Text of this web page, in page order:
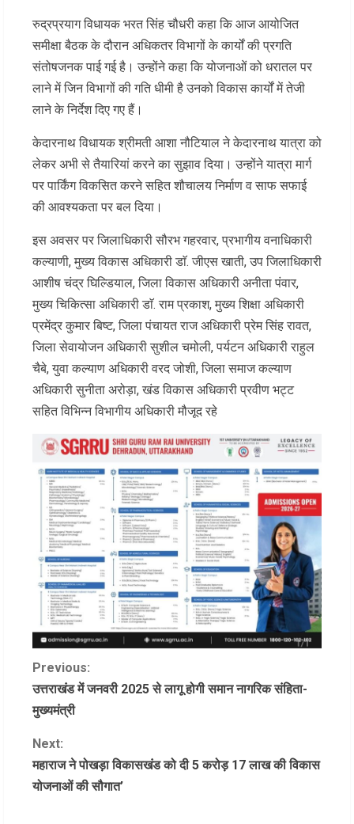
रुद्रप्रयाग विधायक भरत सिंह चौधरी कहा कि आज आयोजित
समीक्षा बैठक के दौरान अधिकतर विभागों के कार्यों की प्रगति
संतोषजनक पाई गई है। उन्होंने कहा कि योजनाओं को धरातल पर
लाने में जिन विभागों की गति धीमी है उनको विकास कार्यों में तेजी
लाने के निर्देश दिए गए हैं।
केदारनाथ विधायक श्रीमती आशा नौटियाल ने केदारनाथ यात्रा को
लेकर अभी से तैयारियां करने का सुझाव दिया। उन्होंने यात्रा मार्ग
पर पार्किंग विकसित करने सहित शौचालय निर्माण व साफ सफाई
की आवश्यकता पर बल दिया।
इस अवसर पर जिलाधिकारी सौरभ गहरवार, प्रभागीय वनाधिकारी
कल्याणी, मुख्य विकास अधिकारी डाॅ. जीएस खाती, उप जिलाधिकारी
आशीष चंद्र घिल्डियाल, जिला विकास अधिकारी अनीता पंवार,
मुख्य चिकित्सा अधिकारी डाॅ. राम प्रकाश, मुख्य शिक्षा अधिकारी
प्रमेंद्र कुमार बिष्ट, जिला पंचायत राज अधिकारी प्रेम सिंह रावत,
जिला सेवायोजन अधिकारी सुशील चमोली, पर्यटन अधिकारी राहुल
चैबे, युवा कल्याण अधिकारी वरद जोशी, जिला समाज कल्याण
अधिकारी सुनीता अरोड़ा, खंड विकास अधिकारी प्रवीण भट्ट
सहित विभिन्न विभागीय अधिकारी मौजूद रहे
C
o
n
t
Previous:
उत्तराखंड में जनवरी 2025 से लागू होगी समान नागरिक संहिता-
मुख्यमंत्री
Next:
महाराज ने पोखड़ा विकासखंड को दी 5 करोड़ 17 लाख की विकास
योजनाओं की सौगात’